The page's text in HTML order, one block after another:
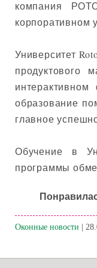
компания
корпоративном
Университет
продуктового
образование
главное
Обучение в
программы
Оконные новости |